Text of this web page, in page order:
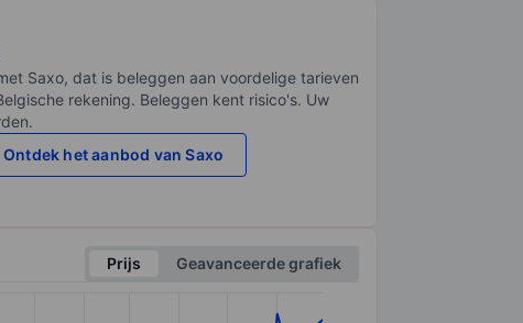
Saxo, dat is beleggen aan voordelige tarieven
rekening. Beleggen kent risico's. Uw
Ontdek het aanbod van Saxo
Prijs
Geavanceerde grafiek